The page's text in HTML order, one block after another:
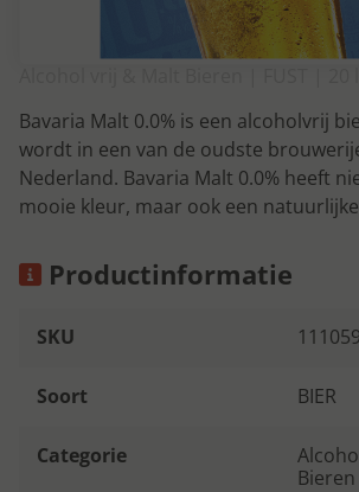
Bavaria Malt 0.0% is een alcoholvrij
wordt in een van de oudste
Nederland. Bavaria Malt 0.0% heeft
mooie kleur, maar ook een
Productinformatie
SKU 111059
Soort BIER
Categorie
Bieren